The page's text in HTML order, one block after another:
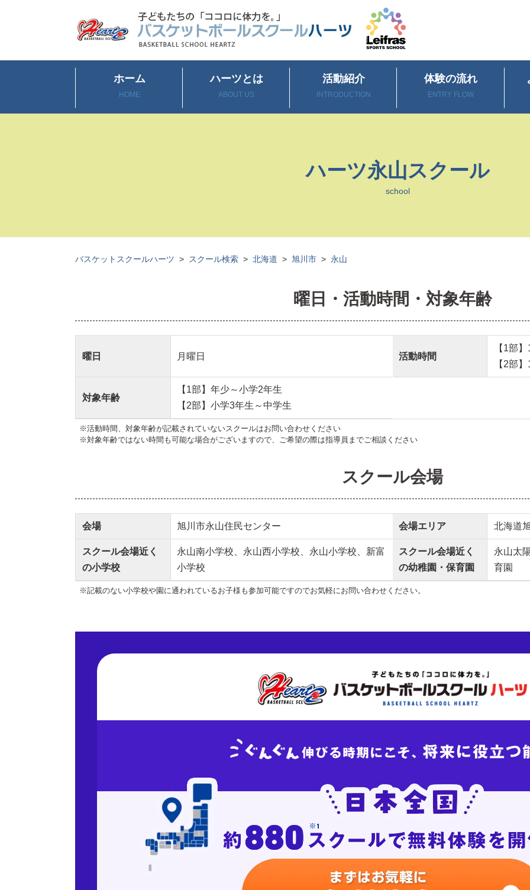
ホーム
HOME
ハーツとは
ABOUT US
活動紹介
INTRODUCTION
体験の流れ
ENTRY FLOW
ハーツ永山スクール
school
バスケットスクールハーツ > スクール検索 > 北海道 > 旭川市 > 永山
曜日・活動時間・対象年齢
曜日 月曜日 活動時間
【1部
【2部
対象年齢
【1部】年少～小学2年生
【2部】小学3年生～中学生
※活動時間、対象年齢が記載されていないスクールはお問い合わせください
※対象年齢ではない時間も可能な場合がございますので、ご希望の際は指導員までご相談ください
スクール会場
会場 旭川市永山住民センター 会場エリア 北海道
スクール会場近く
の小学校
永山南小学校、永山西小学校、永山小学校、新富
小学校
スクール会場近く
の幼稚園・保育園
永山太
育園
※記載のない小学校や園に通われているお子様も参加可能ですのでお気軽にお問い合わせください。